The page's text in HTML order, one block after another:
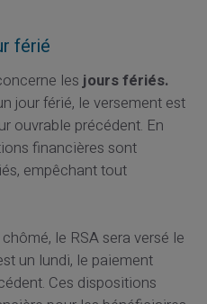
férié
les jours fériés.
jour férié, le versement est
ouvrable précédent. En
financières sont
empêchant tout
le RSA sera versé le
un lundi, le paiement
Ces dispositions